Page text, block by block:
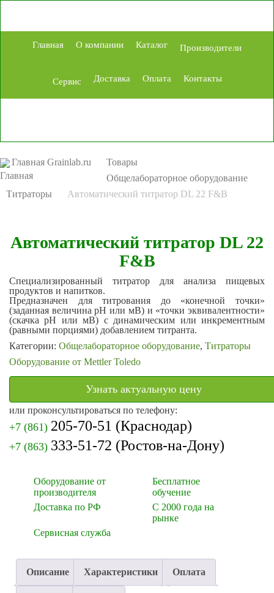
Главная О компании Каталог Производители
Сервис Доставка Оплата Контакты
Главная Grainlab.ru
Товары
Общелабораторное оборудование
Титраторы
Автоматический титратор DL 22 F&B
Автоматический титратор DL 22
F&B
Специализированный титратор для анализа пищевых
продуктов и напитков.
Предназначен для титрования до «конечной точки»
(заданная величина рН или мВ) и «точки эквивалентности»
(скачка рН или мВ) с динамическим или инкрементным
(равными порциями) добавлением титранта.
Категории: Общелабораторное оборудование, Титраторы
Оборудование от Mettler Toledo
Узнать актуальную цену
или проконсультироваться по телефону:
+7 (861) 205-70-51 (Краснодар)
+7 (863) 333-51-72 (Ростов-на-Дону)
Оборудование от
производителя
Бесплатное
обучение
Доставка по РФ
С 2000 года на
рынке
Сервисная служба
Описание Характеристики Оплата